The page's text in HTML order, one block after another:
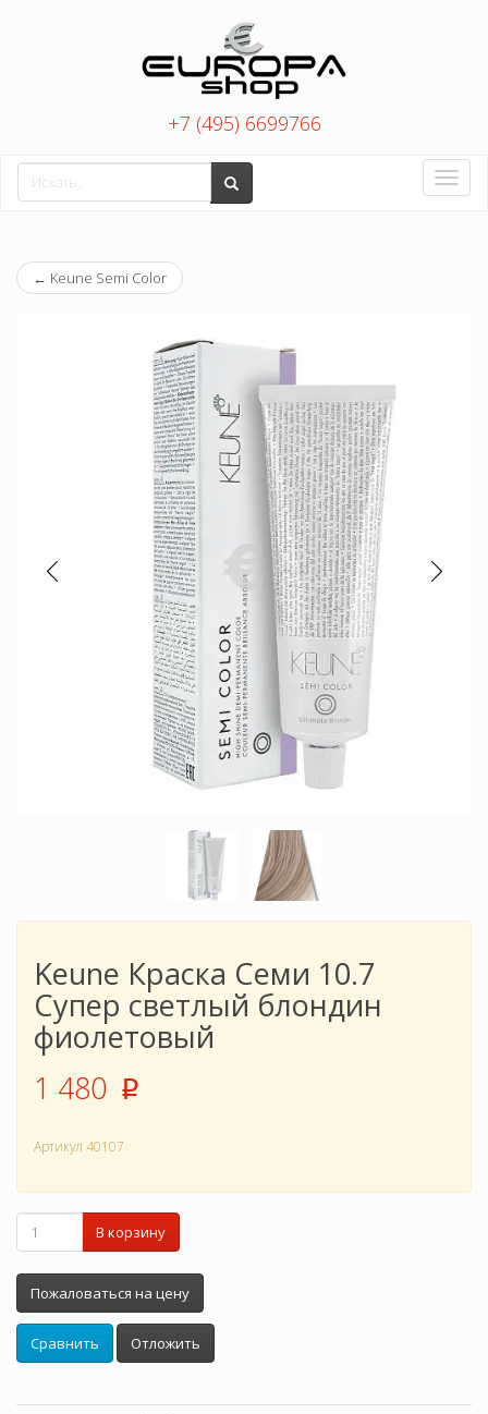
+7 (495) 6699766
Toggle
← Keune Semi Color
Keune Краска Семи 10.7
Супер светлый блондин
фиолетовый
1 480 p
Артикул 40107
В корзину
Пожаловаться на цену
Сравнить Отложить